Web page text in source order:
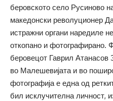
беровското село Русиново
македонски револуционер
истражни органи наредиле
откопано и фотографирано.
беровецот Гаврил Атанасов
во Малешевијата и во
фотографија е една од
бил исклучителна личност,